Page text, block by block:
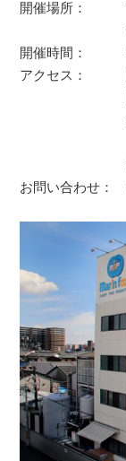
開催場所：
開催時間：
アクセス：
お問い合わせ：